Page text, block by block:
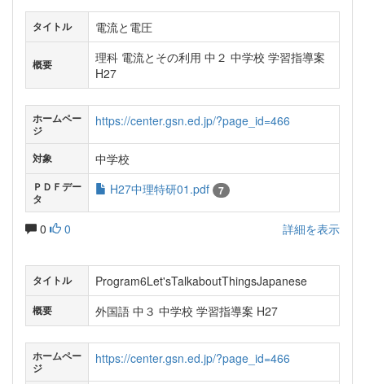
タイトル 電流と電圧
概要
理科 電流とその利用 中２ 中学校 学習指導案
H27
ホームペー
ジ
https://center.gsn.ed.jp/?page_id=466
対象 中学校
ＰＤＦデー
タ
H27中理特研01.pdf 7
0 0 詳細を表示
タイトル Program6Let'sTalkaboutThingsJapanese
概要 外国語 中３ 中学校 学習指導案 H27
ホームペー
ジ
https://center.gsn.ed.jp/?page_id=466